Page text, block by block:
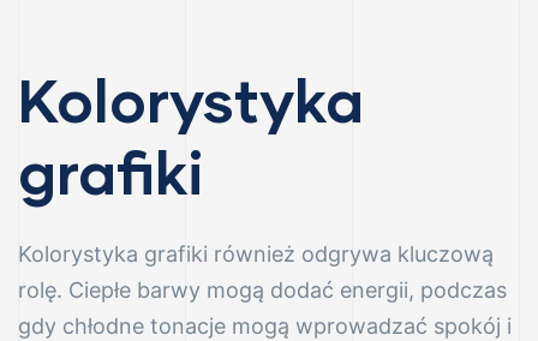
Kolorystyka
grafiki
Kolorystyka grafiki również odgrywa kluczową
rolę. Ciepłe barwy mogą dodać energii, podczas
gdy chłodne tonacje mogą wprowadzać spokój i